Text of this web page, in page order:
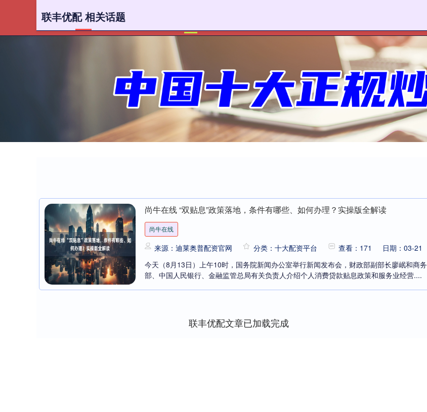
联丰优配 相关话题
尚牛在线 “双贴息”政策落地，条件有哪些、如何办理？实操版全解读
尚牛在线
来源：迪莱奥普配资官网 分类：十大配资平台 查看：171
日期：03-21
今天（8月13日）上午10时，国务院新闻办公室举行新闻发布会，财政部副部长廖岷和商务
部、中国人民银行、金融监管总局有关负责人介绍个人消费贷款贴息政策和服务业经营....
联丰优配文章已加载完成